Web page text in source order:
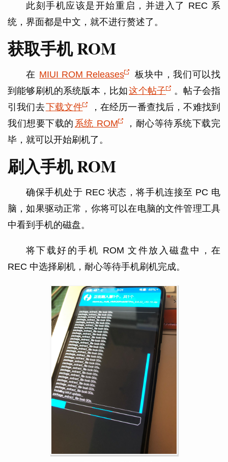
此刻手机应该是开始重启，并进入了 REC 系
统，界面都是中文，就不进行赘述了。
获取手机 ROM
在 MIUI ROM Releases
板块中，我们可以找
到能够刷机的系统版本，比如这个帖子
。帖子会指
引我们去下载文件
，在经历一番查找后，不难找到
我们想要下载的 系统 ROM
，耐心等待系统下载完
毕，就可以开始刷机了。
刷入手机 ROM
确保手机处于 REC 状态，将手机连接至 PC 电
脑，如果驱动正常，你将可以在电脑的文件管理工具
中看到手机的磁盘。
将下载好的手机 ROM 文件放入磁盘中，在
REC 中选择刷机，耐心等待手机刷机完成。